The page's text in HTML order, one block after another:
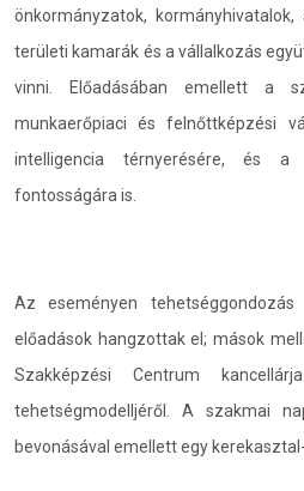
önkormányzatok,
területi kamarák és a vállalkozás
vinni. Előadásában emellett a
munkaerőpiaci és felnőttképzési
intelligencia térnyerésére, és a
fontosságára is.
Az eseményen
előadások hangzottak el; mások
Szakképzési Centrum
tehetségmodelljéről. A szakmai
bevonásával emellett egy